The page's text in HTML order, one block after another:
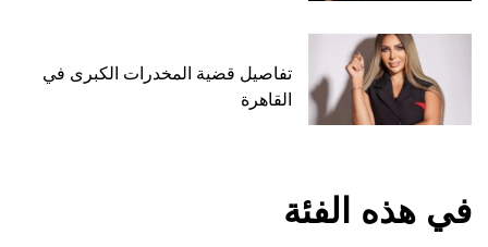
تفاصيل قضية المخدرات الكبرى في
القاهرة
في هذه الفئة